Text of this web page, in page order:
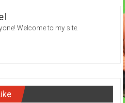
Welcome to my site.